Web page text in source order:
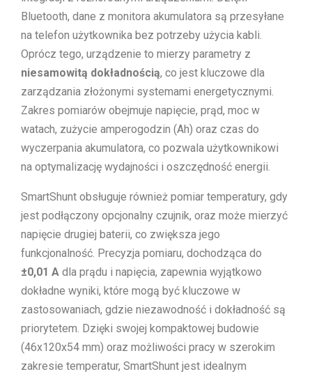
Bluetooth, dane z monitora akumulatora są przesyłane
na telefon użytkownika bez potrzeby użycia kabli.
Oprócz tego, urządzenie to mierzy parametry z
niesamowitą dokładnością, co jest kluczowe dla
zarządzania złożonymi systemami energetycznymi.
Zakres pomiarów obejmuje napięcie, prąd, moc w
watach, zużycie amperogodzin (Ah) oraz czas do
wyczerpania akumulatora, co pozwala użytkownikowi
na optymalizację wydajności i oszczędność energii.
SmartShunt obsługuje również pomiar temperatury, gdy
jest podłączony opcjonalny czujnik, oraz może mierzyć
napięcie drugiej baterii, co zwiększa jego
funkcjonalność. Precyzja pomiaru, dochodząca do
±0,01 A dla prądu i napięcia, zapewnia wyjątkowo
dokładne wyniki, które mogą być kluczowe w
zastosowaniach, gdzie niezawodność i dokładność są
priorytetem. Dzięki swojej kompaktowej budowie
(46x120x54 mm) oraz możliwości pracy w szerokim
zakresie temperatur, SmartShunt jest idealnym